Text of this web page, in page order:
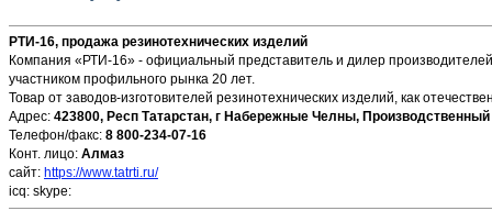
РТИ-16, продажа резинотехнических изделий
Компания «РТИ-16» - официальный представитель и дилер
участником профильного рынка 20 лет.
Товар от заводов-изготовителей резинотехнических изделий, как
Адрес: 423800, Респ Татарстан, г Набережные Челны, Производственный
Телефон/факс: 8 800-234-07-16
Конт. лицо: Алмаз
сайт: https://www.tatrti.ru/
icq: skype: